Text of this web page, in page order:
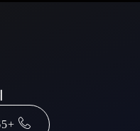
+965 506 92333